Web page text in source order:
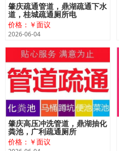
肇庆疏通管道，鼎湖疏通下水
道，桂城疏通厕所电
价格：￥面议
2026-06-04
肇庆高压冲洗管道，鼎湖抽化
粪池，广利疏通厕所
价格：￥面议